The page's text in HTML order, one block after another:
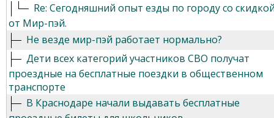
Re: Сегодняшний опыт езды по городу со
от Мир-пэй.
Не везде мир-пэй работает нормально?
Дети всех категорий участников СВО получат
проездные на бесплатные поездки в общественном
транспорте
В Краснодаре начали выдавать бесплатные